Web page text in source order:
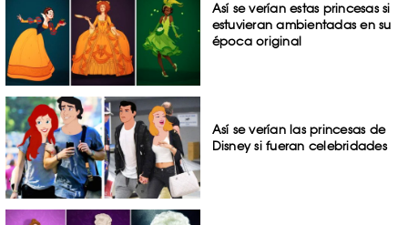
Así se verían estas princesas si
estuvieran ambientadas en su
época original
Así se verían las princesas de
Disney si fueran celebridades